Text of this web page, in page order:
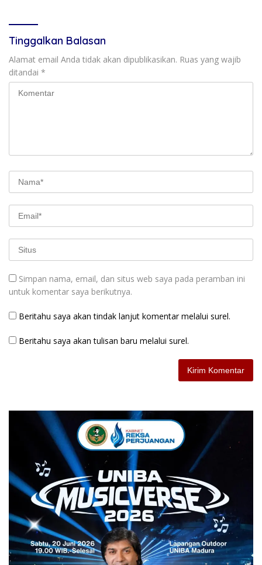
Tinggalkan Balasan
Alamat email Anda tidak akan dipublikasikan. Ruas yang wajib
ditandai *
Simpan nama, email, dan situs web saya pada peramban ini
untuk komentar saya berikutnya.
Beritahu saya akan tindak lanjut komentar melalui surel.
Beritahu saya akan tulisan baru melalui surel.